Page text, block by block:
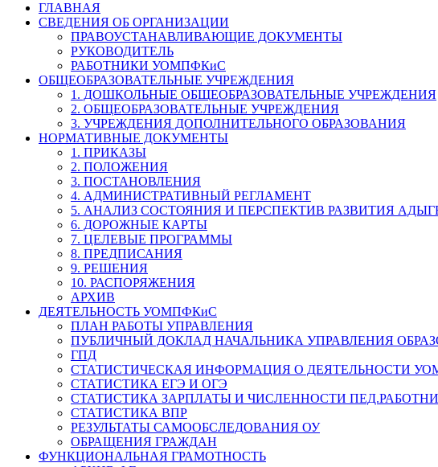
ГЛАВНАЯ
СВЕДЕНИЯ ОБ ОРГАНИЗАЦИИ
ПРАВОУСТАНАВЛИВАЮЩИЕ ДОКУМЕНТЫ
РУКОВОДИТЕЛЬ
РАБОТНИКИ УОМПФКиС
ОБЩЕОБРАЗОВАТЕЛЬНЫЕ УЧРЕЖДЕНИЯ
1. ДОШКОЛЬНЫЕ ОБЩЕОБРАЗОВАТЕЛЬНЫЕ УЧРЕЖДЕНИЯ
2. ОБЩЕОБРАЗОВАТЕЛЬНЫЕ УЧРЕЖДЕНИЯ
3. УЧРЕЖДЕНИЯ ДОПОЛНИТЕЛЬНОГО ОБРАЗОВАНИЯ
НОРМАТИВНЫЕ ДОКУМЕНТЫ
1. ПРИКАЗЫ
2. ПОЛОЖЕНИЯ
3. ПОСТАНОВЛЕНИЯ
4. АДМИНИСТРАТИВНЫЙ РЕГЛАМЕНТ
5. АНАЛИЗ СОСТОЯНИЯ И ПЕРСПЕКТИВ РАЗВИТИЯ
6. ДОРОЖНЫЕ КАРТЫ
7. ЦЕЛЕВЫЕ ПРОГРАММЫ
8. ПРЕДПИСАНИЯ
9. РЕШЕНИЯ
10. РАСПОРЯЖЕНИЯ
АРХИВ
ДЕЯТЕЛЬНОСТЬ УОМПФКиС
ПЛАН РАБОТЫ УПРАВЛЕНИЯ
ПУБЛИЧНЫЙ ДОКЛАД НАЧАЛЬНИКА УПРАВЛЕНИЯ
ГПД
СТАТИСТИЧЕСКАЯ ИНФОРМАЦИЯ О ДЕЯТЕЛЬНОСТИ
СТАТИСТИКА ЕГЭ И ОГЭ
СТАТИСТИКА ЗАРПЛАТЫ И ЧИСЛЕННОСТИ
СТАТИСТИКА ВПР
РЕЗУЛЬТАТЫ САМООБСЛЕДОВАНИЯ ОУ
ОБРАЩЕНИЯ ГРАЖДАН
ФУНКЦИОНАЛЬНАЯ ГРАМОТНОСТЬ